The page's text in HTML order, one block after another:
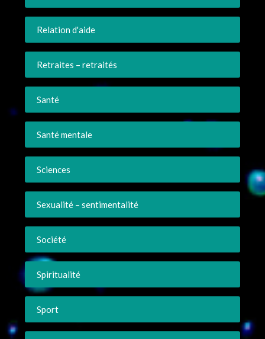
Relation d'aide
Retraites – retraités
Santé
Santé mentale
Sciences
Sexualité – sentimentalité
Société
Spiritualité
Sport